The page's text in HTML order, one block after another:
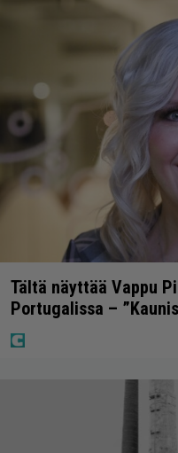
Tältä näyttää Vappu
Portugalissa –